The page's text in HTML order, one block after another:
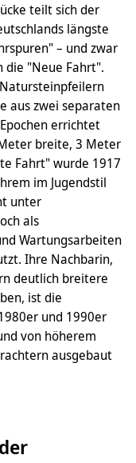
teilt sich der
längste
– und zwar
die "Neue Fahrt".
aus zwei separaten
errichtet
breite, 3 Meter
Fahrt" wurde 1917
im Jugendstil
unter
als
Wartungsarbeiten
Ihre Nachbarin,
deutlich breitere
ist die
und 1990er
von höherem
ausgebaut